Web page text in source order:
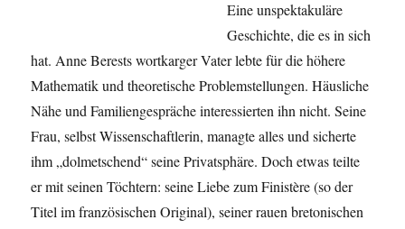
Eine unspektakuläre
Geschichte, die es in sich
hat. Anne Berests wortkarger Vater lebte für die höhere
Mathematik und theoretische Problemstellungen. Häusliche
Nähe und Familiengespräche interessierten ihn nicht. Seine
Frau, selbst Wissenschaftlerin, managte alles und sicherte
ihm „dolmetschend“ seine Privatsphäre. Doch etwas teilte
er mit seinen Töchtern: seine Liebe zum Finistère (so der
Titel im französischen Original), seiner rauen bretonischen